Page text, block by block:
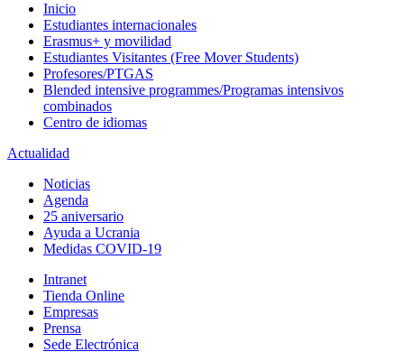
Inicio
Estudiantes internacionales
Erasmus+ y movilidad
Estudiantes Visitantes (Free Mover Students)
Profesores/PTGAS
Blended intensive programmes/Programas intensivos
combinados
Centro de idiomas
Actualidad
Noticias
Agenda
25 aniversario
Ayuda a Ucrania
Medidas COVID-19
Intranet
Tienda Online
Empresas
Prensa
Sede Electrónica